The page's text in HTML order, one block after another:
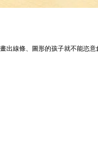
線條、圖形的孩子就不能恣